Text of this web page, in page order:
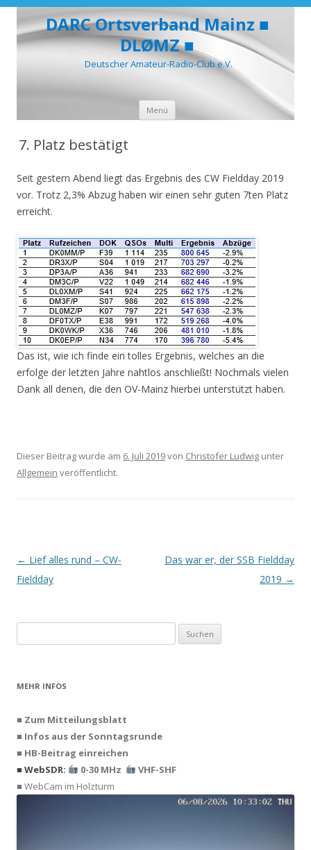
DARC Ortsverband Mainz ■
DLØMZ ■
Deutscher Amateur-Radio-Club e.V.
Menü
springen
7. Platz bestätigt
Seit gestern Abend liegt das Ergebnis des CW Fieldday 2019
vor. Trotz 2,3% Abzug haben wir einen sehr guten 7ten Platz
erreicht.
Das ist, wie ich finde ein tolles Ergebnis, welches an die
erfolge der letzten Jahre nahtlos anschließt! Nochmals vielen
Dank all denen, die den OV-Mainz hierbei unterstützt haben.
Dieser Beitrag wurde am 6. Juli 2019von Christofer Ludwig unter
Allgemein veröffentlicht.
Beitrags-
Navigation
← Lief alles rund – CW-
Fieldday
Das war er, der SSB Fieldday
2019 →
nach:
MEHR INFOS
■ Zum Mitteilungsblatt
■ Infos aus der Sonntagsrunde
■ HB-Beitrag einreichen
■ WebSDR:
0-30 MHz
VHF-SHF
■ WebCam im Holzturm